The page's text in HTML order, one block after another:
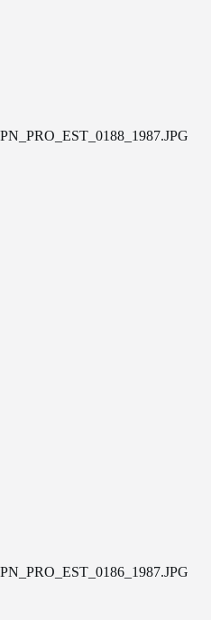
PN_PRO_EST_0188_1987.JPG
PN_PRO_EST_0186_1987.JPG